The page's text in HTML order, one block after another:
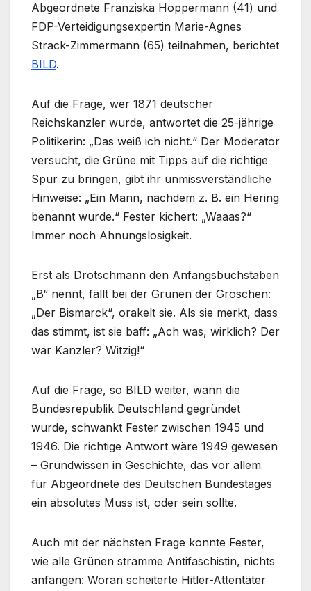
Abgeordnete Franziska Hoppermann (41) und
FDP-Verteidigungsexpertin Marie-Agnes
Strack-Zimmermann (65) teilnahmen, berichtet
BILD.
Auf die Frage, wer 1871 deutscher
Reichskanzler wurde, antwortet die 25-jährige
Politikerin: „Das weiß ich nicht.“ Der Moderator
versucht, die Grüne mit Tipps auf die richtige
Spur zu bringen, gibt ihr unmissverständliche
Hinweise: „Ein Mann, nachdem z. B. ein Hering
benannt wurde.“ Fester kichert: „Waaas?“
Immer noch Ahnungslosigkeit.
Erst als Drotschmann den Anfangsbuchstaben
„B“ nennt, fällt bei der Grünen der Groschen:
„Der Bismarck“, orakelt sie. Als sie merkt, dass
das stimmt, ist sie baff: „Ach was, wirklich? Der
war Kanzler? Witzig!“
Auf die Frage, so BILD weiter, wann die
Bundesrepublik Deutschland gegründet
wurde, schwankt Fester zwischen 1945 und
1946. Die richtige Antwort wäre 1949 gewesen
– Grundwissen in Geschichte, das vor allem
für Abgeordnete des Deutschen Bundestages
ein absolutes Muss ist, oder sein sollte.
Auch mit der nächsten Frage konnte Fester,
wie alle Grünen stramme Antifaschistin, nichts
anfangen: Woran scheiterte Hitler-Attentäter